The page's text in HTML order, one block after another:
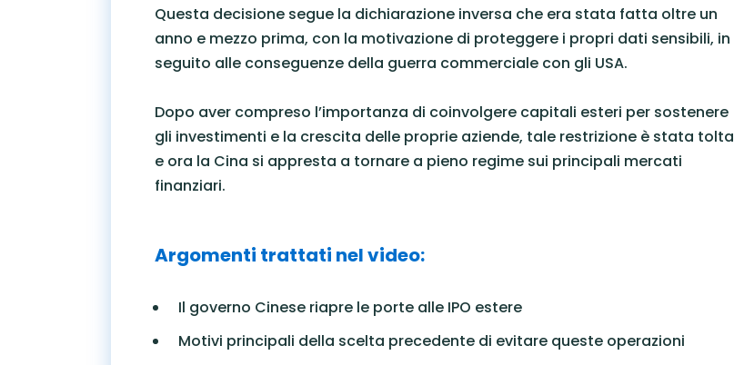
Questa decisione segue la dichiarazione inversa che era stata fatta oltre un
anno e mezzo prima, con la motivazione di proteggere i propri dati sensibili, in
seguito alle conseguenze della guerra commerciale con gli USA.
Dopo aver compreso l’importanza di coinvolgere capitali esteri per sostenere
gli investimenti e la crescita delle proprie aziende, tale restrizione è stata tolta
e ora la Cina si appresta a tornare a pieno regime sui principali mercati
finanziari.
Argomenti trattati nel video:
Il governo Cinese riapre le porte alle IPO estere
Motivi principali della scelta precedente di evitare queste operazioni